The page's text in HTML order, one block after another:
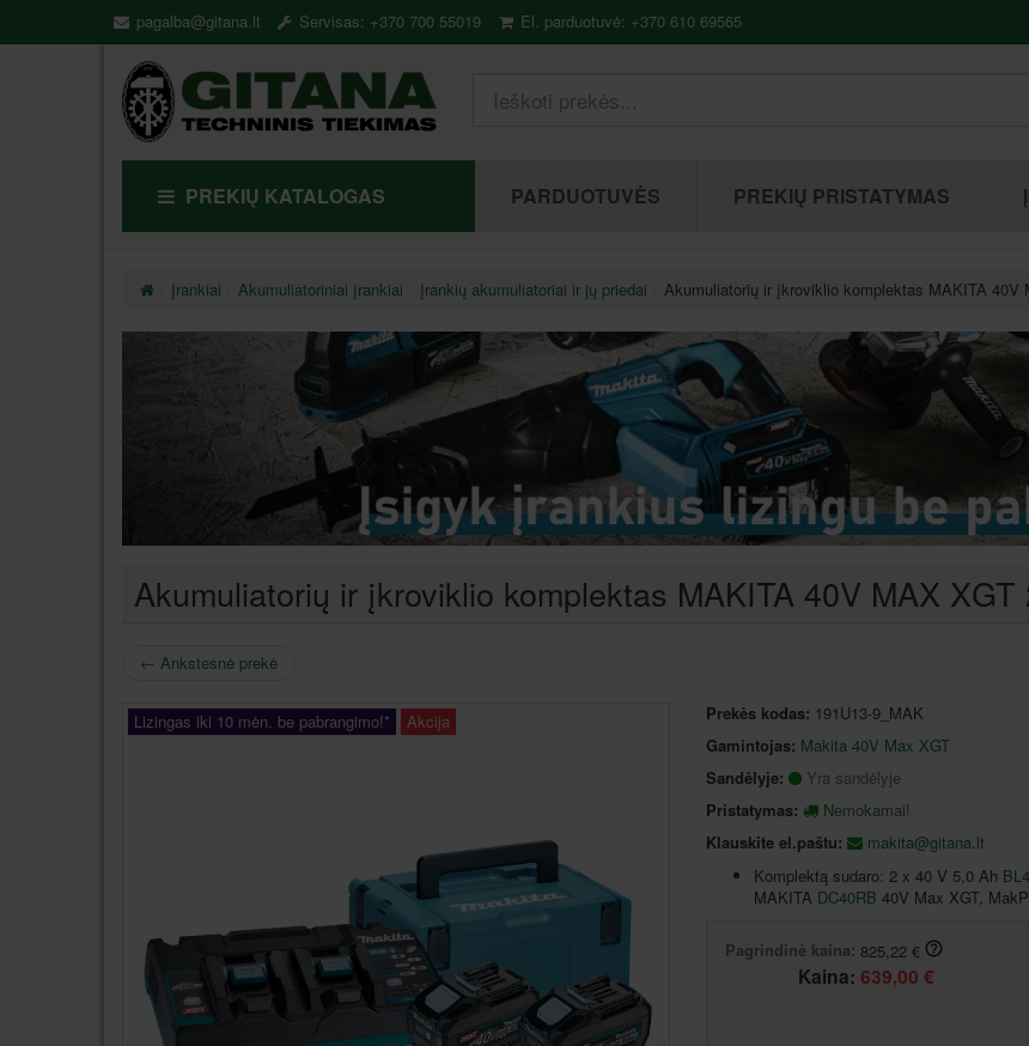
pagalba@gitana.lt Servisas: +370 700 55019 El. parduotuvė: +370 610 69565
PREKIŲ KATALOGAS PARDUOTUVĖS PREKIŲ PRISTATYMAS
Įrankiai Akumuliatoriniai įrankiai Įrankių akumuliatoriai ir jų priedai Akumuliatorių ir įkroviklio komplektas MAKITA 40V
Akumuliatorių ir įkroviklio komplektas MAKITA 40V MAX XGT
← Ankstesnė prekė
Lizingas iki 10 mėn. be pabrangimo!* Akcija Prekės kodas: 191U13-9_MAK
Gamintojas: Makita 40V Max XGT
Sandėlyje:
Yra sandėlyje
Pristatymas:
Nemokamai!
Klauskite el.paštu:
makita@gitana.lt
Komplektą sudaro: 2 x 40 V 5,0 Ah
MAKITA DC40RB 40V Max XGT,
Pagrindinė kaina: 825,22 €
Kaina: 639,00 €